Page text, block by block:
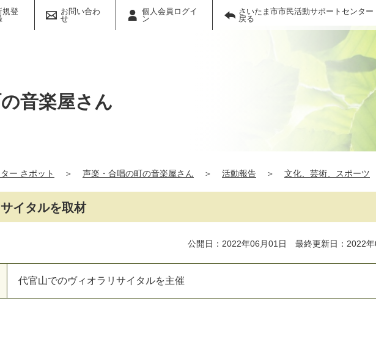
規登
お問い合わ
せ
個人会員ログイ
ン
さいたま市市民活動サポートセンタ
戻る
音楽屋さん
ー さポット ＞ 声楽・合唱の町の音楽屋さん ＞ 活動報告 ＞ 文化、芸術、スポーツ
イタルを取材
公開日：2022年06月01日 最終更新日：2022年
代官山でのヴィ オラ リ サイ タ ルを主催